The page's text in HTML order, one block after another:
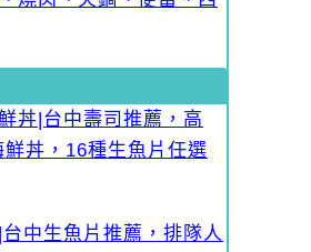
丼|台中壽司推薦，高
丼，16種生魚片任選
中生魚片推薦，排隊人